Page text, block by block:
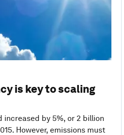
is key to scaling
increased by 5%, or 2 billion
However, emissions must